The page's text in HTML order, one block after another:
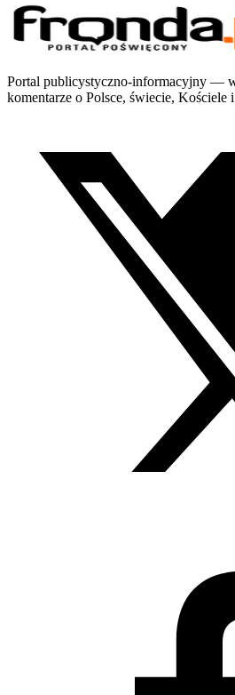
Portal publicystyczno-informacyjny —
komentarze o Polsce, świecie, Kościele